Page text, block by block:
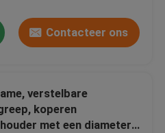
Contacteer ons
verstelbare
koperen
met een diameter